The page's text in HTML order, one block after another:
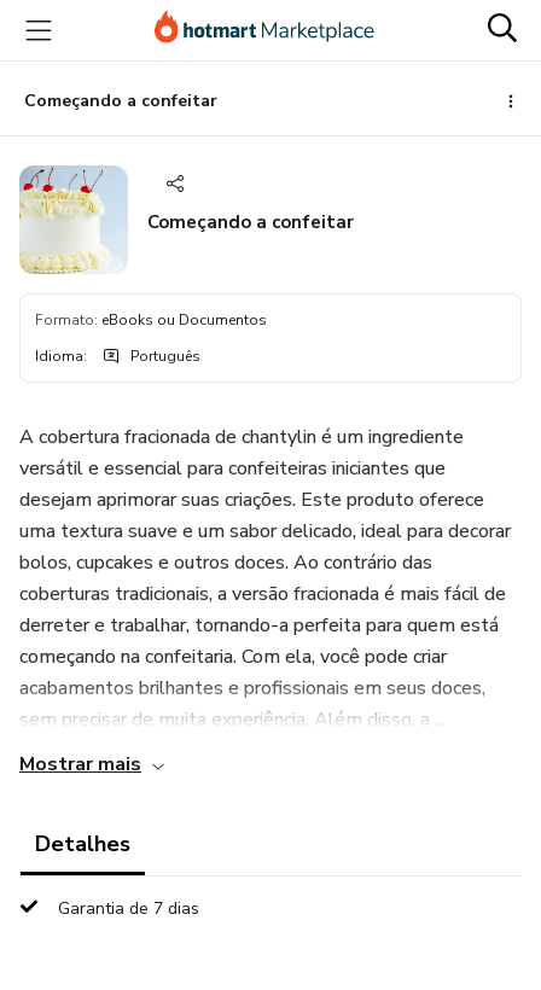
para
conteúdo
principal
para
pagamento
para
rodapé
Começando a confeitar
Começando a confeitar
Formato: eBooks ou Documentos
Idioma: Português
A cobertura fracionada de chantylin é um ingrediente
versátil e essencial para confeiteiras iniciantes que
desejam aprimorar suas criações. Este produto oferece
uma textura suave e um sabor delicado, ideal para decorar
bolos, cupcakes e outros doces. Ao contrário das
coberturas tradicionais, a versão fracionada é mais fácil de
derreter e trabalhar, tornando-a perfeita para quem está
começando na confeitaria. Com ela, você pode criar
acabamentos brilhantes e profissionais em seus doces,
sem precisar de muita experiência. Além disso, a ...
Mostrar mais
Detalhes
Garantia de 7 dias